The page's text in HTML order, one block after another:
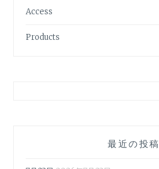
Access
Products
最近の投稿